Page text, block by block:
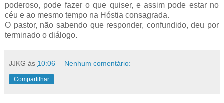
poderoso, pode fazer o que quiser, e assim pode estar no
céu e ao mesmo tempo na Hóstia consagrada.
O pastor, não sabendo que responder, confundido, deu por
terminado o diálogo.
JJKG às 10:06 Nenhum comentário:
Compartilhar